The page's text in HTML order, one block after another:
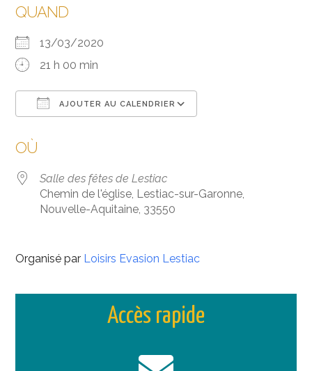
QUAND
13/03/2020
21 h 00 min
AJOUTER AU CALENDRIER
OÙ
Salle des fêtes de Lestiac
Chemin de l'église, Lestiac-sur-Garonne,
Nouvelle-Aquitaine, 33550
Organisé par Loisirs Evasion Lestiac
Accès rapide